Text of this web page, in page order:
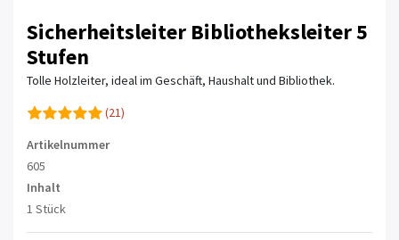
Sicherheitsleiter Bibliotheksleiter 5
Stufen
Tolle Holzleiter, ideal im Geschäft, Haushalt und Bibliothek.
(21)
Artikelnummer
605
Inhalt
1 Stück